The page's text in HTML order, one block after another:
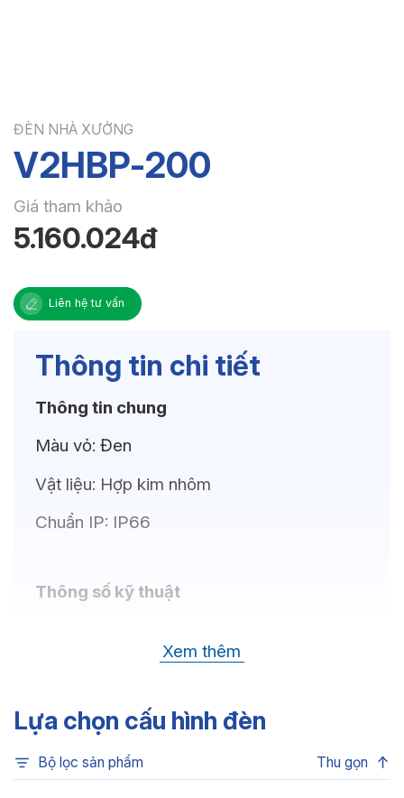
ĐÈN NHÀ XƯỞNG
V2HBP-200
Giá tham khảo
5.160.024đ
Liên hệ tư vấn
Thông tin chi tiết
Thông tin chung
Màu vỏ: Đen
Vật liệu: Hợp kim nhôm
Chuẩn IP: IP66
Thông số kỹ thuật
6500K, 4000K, 3000K
Chỉ số hoàn màu:
CRI>80
29.000lm(W)
Xem thêm
Lựa chọn cấu hình đèn
Bộ lọc sản phẩm Thu gọn